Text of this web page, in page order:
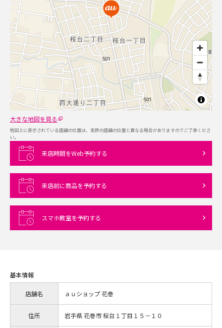
大きな地図を見る
地図上に表示されている店舗の位置は、実際の店舗の位置と異なる場合がありますのでご了承くださ
い。
来店時間をWeb予約する
来店前に商品を予約する
スマホ教室を予約する
基本情報
店舗名 ａｕショップ 花巻
住所 岩手県 花巻市 桜台１丁目１５－１０